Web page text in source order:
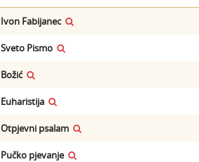
Ivon Fabijanec
Sveto Pismo
Božić
Euharistija
Otpjevni psalam
Pučko pjevanje